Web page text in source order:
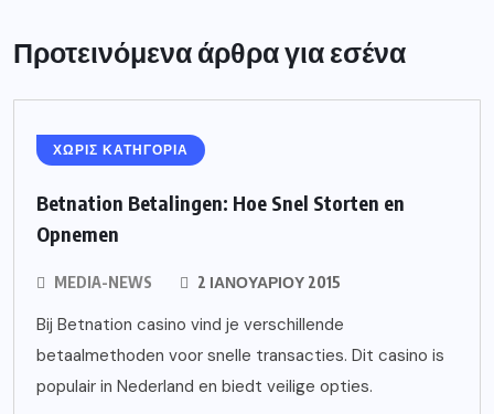
Προτεινόμενα άρθρα για εσένα
ΧΩΡΙΣ ΚΑΤΗΓΟΡΙΑ
Betnation Betalingen: Hoe Snel Storten en
Opnemen
MEDIA-NEWS 2 ΙΑΝΟΥΑΡΊΟΥ 2015
Bij Betnation casino vind je verschillende
betaalmethoden voor snelle transacties. Dit casino is
populair in Nederland en biedt veilige opties.